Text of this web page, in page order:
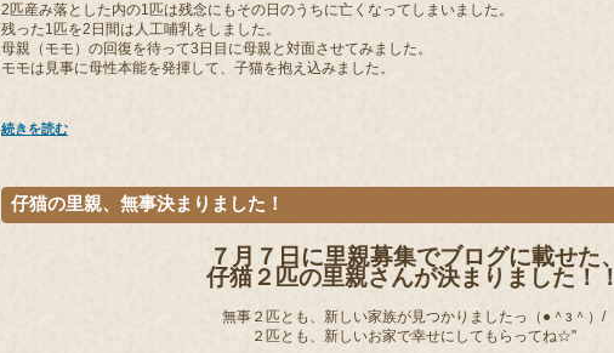
2匹産み落とした内の1匹は残念にもその日のうちに亡くなってしまいました。
残った1匹を2日間は人工哺乳をしました。
母親（モモ）の回復を待って3日目に母親と対面させてみました。
モモは見事に母性本能を発揮して、子猫を抱え込みました。
続きを読む
仔猫の里親、無事決まりました！
７月７日に里親募集でブログに載せた、
仔猫２匹の里親さんが決まりました！！
無事２匹とも、新しい家族が見つかりましたっ（●＾з＾）/
２匹とも、新しいお家で幸せにしてもらってね☆"